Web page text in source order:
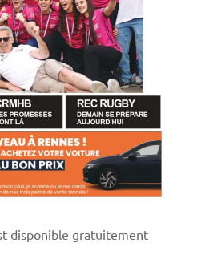
disponible gratuitement